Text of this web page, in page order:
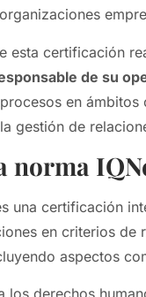
esta certificación
de su
en
gestión de
norma
una certificación
en criterios de
aspectos